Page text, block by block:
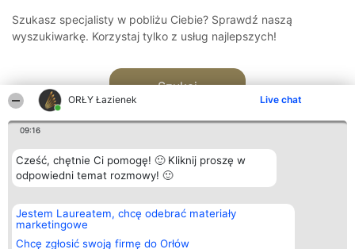
ORŁY Łazienek Live chat
09:16
Cześć, chętnie Ci pomogę! 🙂 Kliknij proszę w
odpowiedni temat rozmowy! 🙂
Jestem Laureatem, chcę odebrać materiały
marketingowe
Chcę zgłosić swoją firmę do Orłów
Szukasz specjalisty w pobliżu Ciebie? Sprawdź naszą
wyszukiwarkę. Korzystaj tylko z usług najlepszych!
Szukaj
Organizator plebiscytu
Bright Side Solutions sp. z o.
o. sp. k.
ul. Ruska 22
Plebiscyt
Laureaci
wszystkich
Kontakt
Kontakt